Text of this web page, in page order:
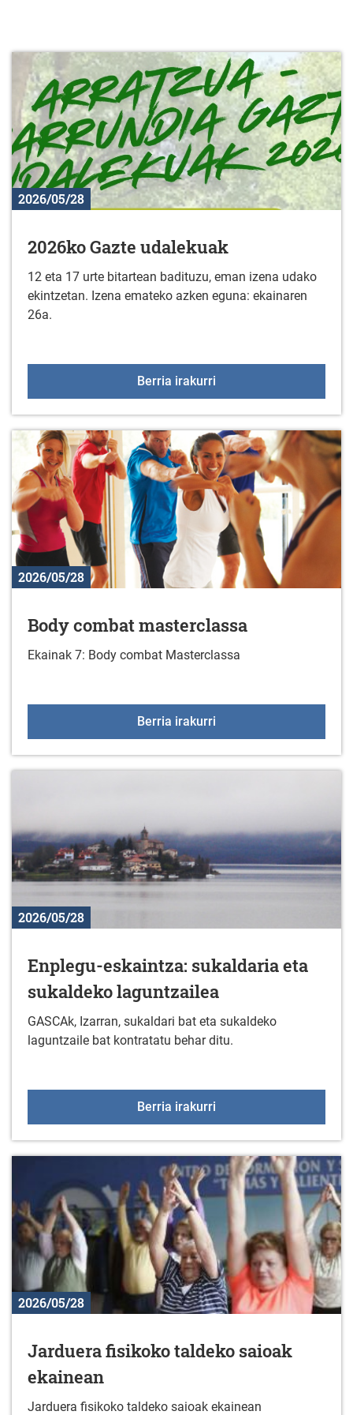
2026/05/28
2026ko Gazte udalekuak
12 eta 17 urte bitartean badituzu, eman izena udako
ekintzetan. Izena emateko azken eguna: ekainaren
26a.
Berria irakurri
2026/05/28
Body combat masterclassa
Ekainak 7: Body combat Masterclassa
Berria irakurri
2026/05/28
Enplegu-eskaintza: sukaldaria eta
sukaldeko laguntzailea
GASCAk, Izarran, sukaldari bat eta sukaldeko
laguntzaile bat kontratatu behar ditu.
Berria irakurri
2026/05/28
Jarduera fisikoko taldeko saioak
ekainean
Jarduera fisikoko taldeko saioak ekainean